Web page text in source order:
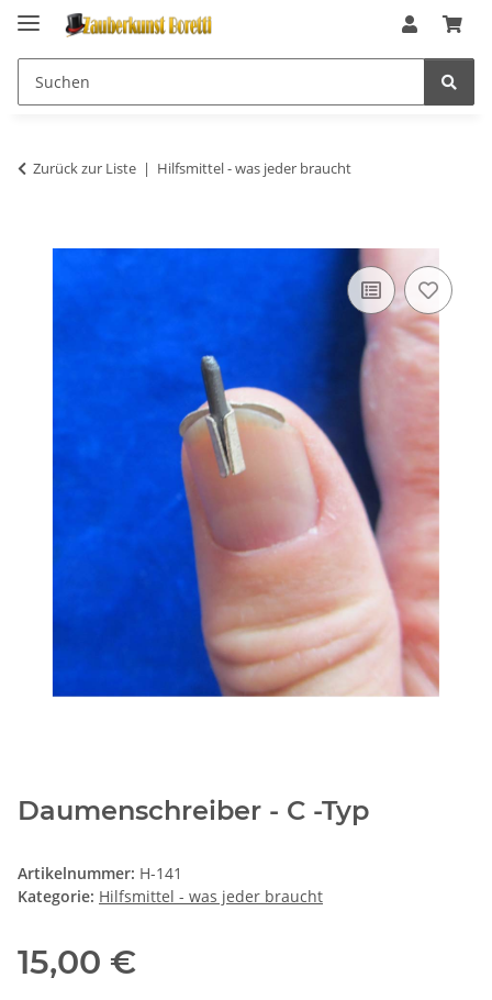
Zurück zur Liste Hilfsmittel - was jeder braucht
Daumenschreiber - C -Typ
Artikelnummer: H-141
Kategorie: Hilfsmittel - was jeder braucht
15,00 €